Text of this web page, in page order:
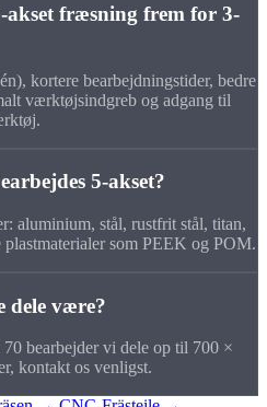
akset fræsning frem for 3-
kortere bearbejdningstider, bedre
værktøjsindgreb og adgang til
5-akset?
aluminium, stål, rustfrit stål, titan,
som PEEK og POM.
dele være?
bearbejder vi dele op til 700 ×
kontakt os venligst.